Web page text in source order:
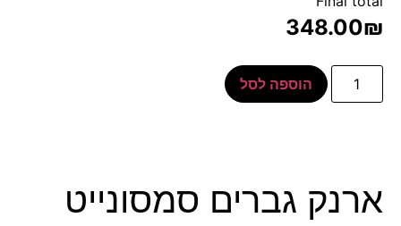
348.00₪
הוספה לסל
ארנק גברים סמסונייט